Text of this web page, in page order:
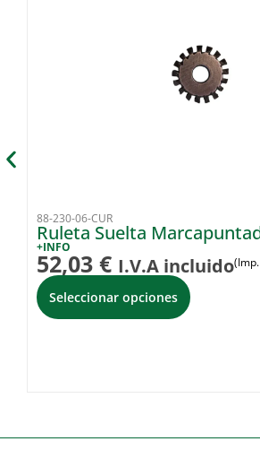
88-230-06-CUR
Ruleta Suelta
+INFO
52,03 € I.V.A incluido
Seleccionar opciones